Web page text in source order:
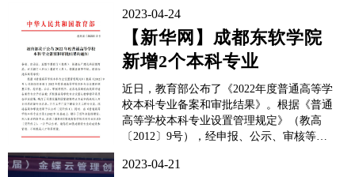
理2个本科专业成功获批。​​​​​​​校方表示，将继
续全面贯彻党和国家的教育方针，遵循高等
教育发展规律，主动适应国家及区域经济发
展...
2023-04-24
【新华网】成都东软学院
新增2个本科专业
近日，教育部公布了《2022年度普通高等学
校本科专业备案和审批结果》。根据《普通
高等学校本科专业设置管理规定》（教高
〔2012〕9号），经申报、公示、审核等程
理2个本科专业成功获批。接下来，学校将
2023-04-21